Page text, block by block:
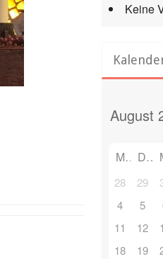
Keine
M D
28 29
4
5
11
12
18
19